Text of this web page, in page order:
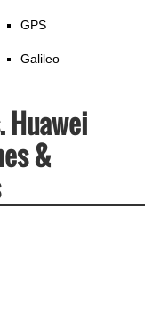
GPS
Galileo
Huawei
&